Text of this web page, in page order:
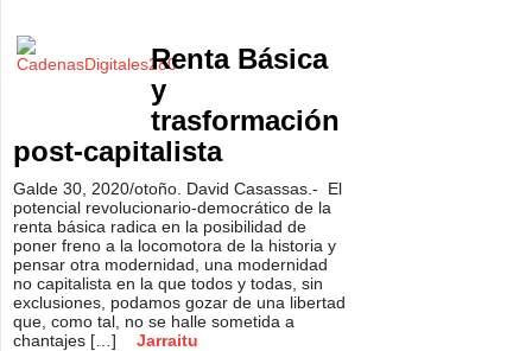
Renta Básica
y
trasformación
post-capitalista
Galde 30, 2020/otoño. David Casassas.- El
potencial revolucionario-democrático de la
renta básica radica en la posibilidad de
poner freno a la locomotora de la historia y
pensar otra modernidad, una modernidad
no capitalista en la que todos y todas, sin
exclusiones, podamos gozar de una libertad
que, como tal, no se halle sometida a
chantajes […]
Jarraitu